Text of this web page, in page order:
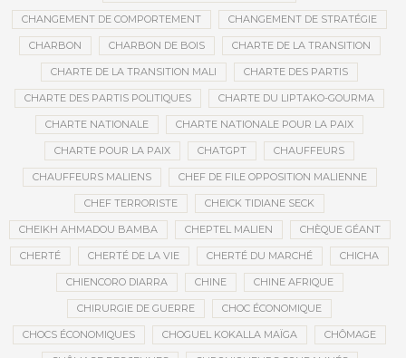
CHANGEMENT DE COMPORTEMENT CHANGEMENT DE STRATÉGIE
CHARBON CHARBON DE BOIS CHARTE DE LA TRANSITION
CHARTE DE LA TRANSITION MALI CHARTE DES PARTIS
CHARTE DES PARTIS POLITIQUES CHARTE DU LIPTAKO-GOURMA
CHARTE NATIONALE CHARTE NATIONALE POUR LA PAIX
CHARTE POUR LA PAIX CHATGPT CHAUFFEURS
CHAUFFEURS MALIENS CHEF DE FILE OPPOSITION MALIENNE
CHEF TERRORISTE CHEICK TIDIANE SECK
CHEIKH AHMADOU BAMBA CHEPTEL MALIEN CHÈQUE GÉANT
CHERTÉ CHERTÉ DE LA VIE CHERTÉ DU MARCHÉ CHICHA
CHIENCORO DIARRA CHINE CHINE AFRIQUE
CHIRURGIE DE GUERRE CHOC ÉCONOMIQUE
CHOCS ÉCONOMIQUES CHOGUEL KOKALLA MAÏGA CHÔMAGE